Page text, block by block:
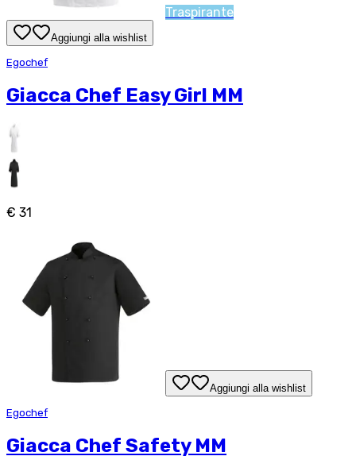
Traspirante
Aggiungi alla wishlist
Egochef
Giacca Chef Easy Girl MM
€ 31
Aggiungi alla wishlist
Egochef
Giacca Chef Safety MM